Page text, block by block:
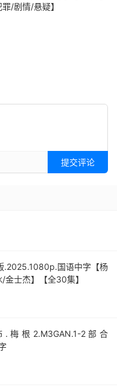
罪/剧情/悬疑】
提交评论
.2025.1080p.国语中字【杨
士杰】【全30集】
梅根2.M3GAN.1-2部合